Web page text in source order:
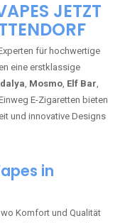
JETZT
für hochwertige
eine erstklassige
, Mosmo, Elf Bar,
E-Zigaretten bieten
und innovative Designs
in
wo Komfort und Qualität